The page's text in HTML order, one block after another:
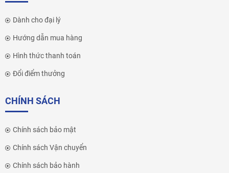
Dành cho đại lý
Hướng dẫn mua hàng
Hình thức thanh toán
Đổi điểm thưởng
CHÍNH SÁCH
Chính sách bảo mật
Chính sách Vận chuyển
Chính sách bảo hành